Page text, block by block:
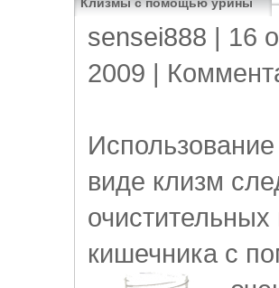
sensei888 | 16
2009 |
виде клизм
кишечника с